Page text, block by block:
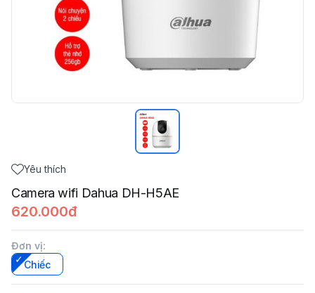
Yêu thích
Camera wifi Dahua DH-H5AE
620.000đ
Đơn vị:
Chiếc